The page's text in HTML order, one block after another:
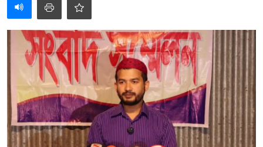
গোপনীয়তা নীতি
জাতীয়
রাজনীতি
অর্থনীতি
আন্তর্জাতিক